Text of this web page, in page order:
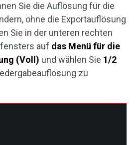
Sie die Auflösung für die
ohne die Exportauflösung
Sie in der unteren rechten
auf das Menü für die
(Voll) und wählen Sie 1/2
zu